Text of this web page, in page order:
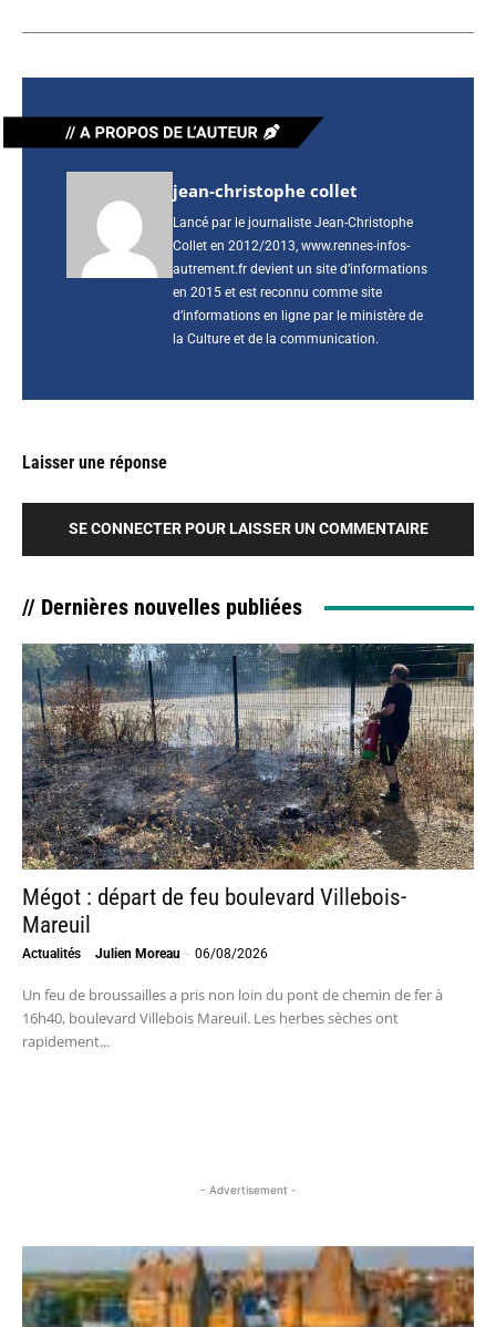
jean-christophe collet
Lancé par le journaliste Jean-Christophe
Collet en 2012/2013, www.rennes-infos-
autrement.fr devient un site d’informations
en 2015 et est reconnu comme site
d’informations en ligne par le ministère de
la Culture et de la communication.
Laisser une réponse
SE CONNECTER POUR LAISSER UN COMMENTAIRE
// Dernières nouvelles publiées
Mégot : départ de feu boulevard Villebois-
Mareuil
Actualités Julien Moreau - 06/08/2026
Un feu de broussailles a pris non loin du pont de chemin de fer à
16h40, boulevard Villebois Mareuil. Les herbes sèches ont
rapidement...
- Advertisement -